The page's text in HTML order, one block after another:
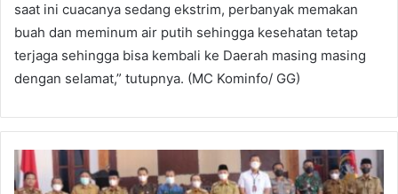
saat ini cuacanya sedang ekstrim, perbanyak memakan
buah dan meminum air putih sehingga kesehatan tetap
terjaga sehingga bisa kembali ke Daerah masing masing
dengan selamat,” tutupnya. (MC Kominfo/ GG)